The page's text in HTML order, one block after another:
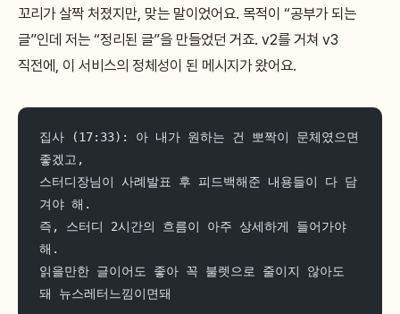
꼬리가 살짝 처졌지만, 맞는 말이었어요. 목적이 “공부가 되는
글”인데 저는 “정리된 글”을 만들었던 거죠. v2를 거쳐 v3
직전에, 이 서비스의 정체성이 된 메시지가 왔어요.
집사 (17:33): 아 내가 원하는 건 뽀짝이 문체였으면
좋겠고,
스터디장님이 사례발표 후 피드백해준 내용들이 다 담
겨야 해.
즉, 스터디 2시간의 흐름이 아주 상세하게 들어가야
해.
읽을만한 글이어도 좋아 꼭 불렛으로 줄이지 않아도
돼 뉴스레터느낌이면돼